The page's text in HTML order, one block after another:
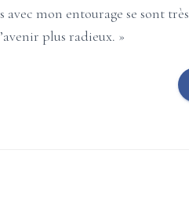
mon entourage se sont très
plus radieux. »